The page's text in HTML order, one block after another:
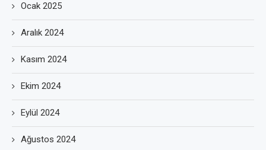
Ocak 2025
Aralık 2024
Kasım 2024
Ekim 2024
Eylül 2024
Ağustos 2024